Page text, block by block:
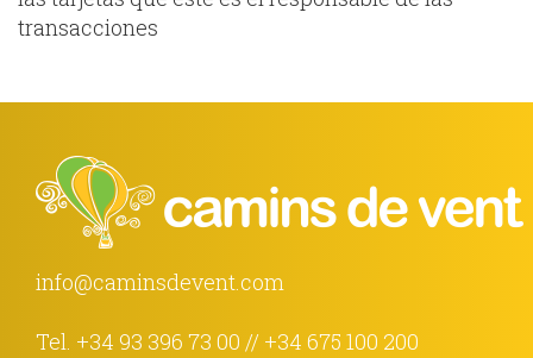
transacciones
info@caminsdevent.com
Tel. +34 93 396 73 00 // +34 675 100 200